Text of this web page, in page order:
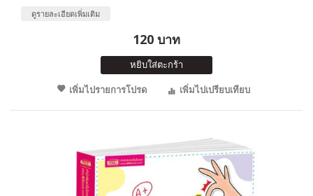
ดูรายละเอียดเพิ่มเติม
120 บาท
หยิบใส่ตะกร้า
เพิ่มไปรายการโปรด
เพิ่มไปเปรียบเทียบ